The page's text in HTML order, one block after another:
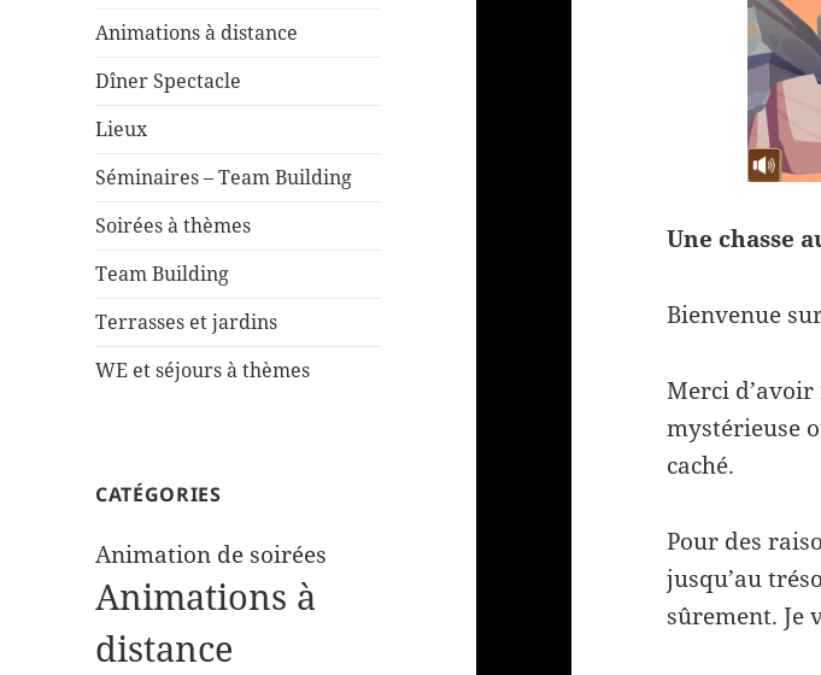
Animations à distance
Dîner Spectacle
Lieux
Séminaires – Team Building
Soirées à thèmes
Team Building
Terrasses et jardins
WE et séjours à thèmes
CATÉGORIES
Animation de soirées
Animations à
distance
Une chasse
Bienvenue
Merci
mystérieuse
caché.
Pour des
jusqu’au
sûrement. Je